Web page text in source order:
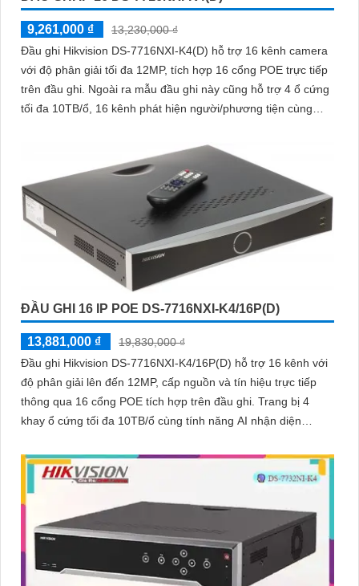
9,261,000 ₫
13,230,000 ₫
Đầu ghi Hikvision DS-7716NXI-K4(D) hỗ trợ 16 kênh camera
với độ phân giải tối đa 12MP, tích hợp 16 cổng POE trực tiếp
trên đầu ghi. Ngoài ra mẫu đầu ghi này cũng hỗ trợ 4 ổ cứng
tối đa 10TB/ổ, 16 kênh phát hiện người/phương tiện cùng
ĐẦU GHI 16 IP POE DS-7716NXI-K4/16P(D)
13,881,000 ₫
19,830,000 ₫
Đầu ghi Hikvision DS-7716NXI-K4/16P(D) hỗ trợ 16 kênh với
độ phân giải lên đến 12MP, cấp nguồn và tín hiệu trực tiếp
thông qua 16 cổng POE tích hợp trên đầu ghi. Trang bị 4
khay ổ cứng tối đa 10TB/ổ cùng tính năng AI nhận diện